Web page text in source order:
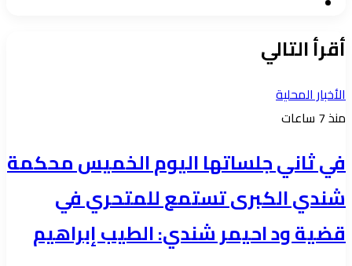
أقرأ التالي
الأخبار المحلية
منذ 7 ساعات
في ثاني جلساتها اليوم الخميس محكمة
شندي الكبرى تستمع للمتحري في
قضية ود احيمر شندي: الطيب إبراهيم